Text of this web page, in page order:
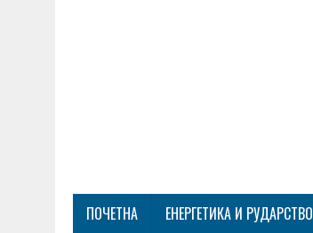
ПОЧЕТНА ЕНЕРГЕТИКА И РУДАРСТВО